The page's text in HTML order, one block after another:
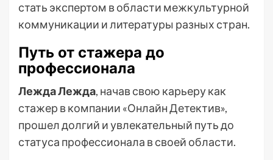
стать экспертом в области межкультурной
коммуникации и литературы разных стран.
Путь от стажера до
профессионала
Лежда Лежда, начав свою карьеру как
стажер в компании «Онлайн Детектив»,
прошел долгий и увлекательный путь до
статуса профессионала в своей области.